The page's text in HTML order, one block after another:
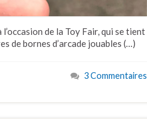
de la Toy Fair, qui se tient
de bornes d’arcade jouables (…)
3 Commentaires